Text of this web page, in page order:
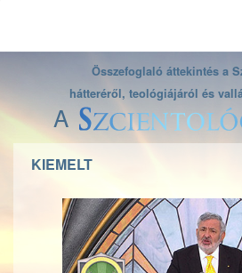
Összefoglaló áttekintés a
hátteréről, teológiájáról és
A
KIEMELT